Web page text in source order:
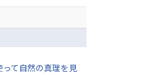
て自然の真理を見